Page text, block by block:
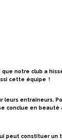
notre club a
cette équipe !
entraîneurs.
en beauté
peut constituer